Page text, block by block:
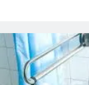
Oktober 2025
September 2025
August 2025
Juli 2025